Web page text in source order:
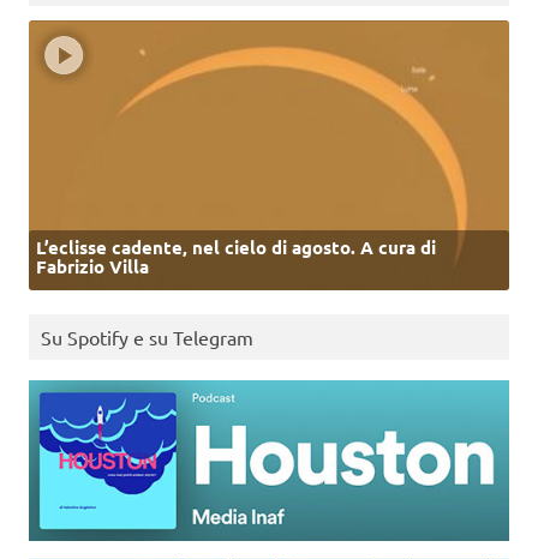
L’eclisse cadente, nel cielo di agosto. A cura di
Fabrizio Villa
Su Spotify e su Telegram